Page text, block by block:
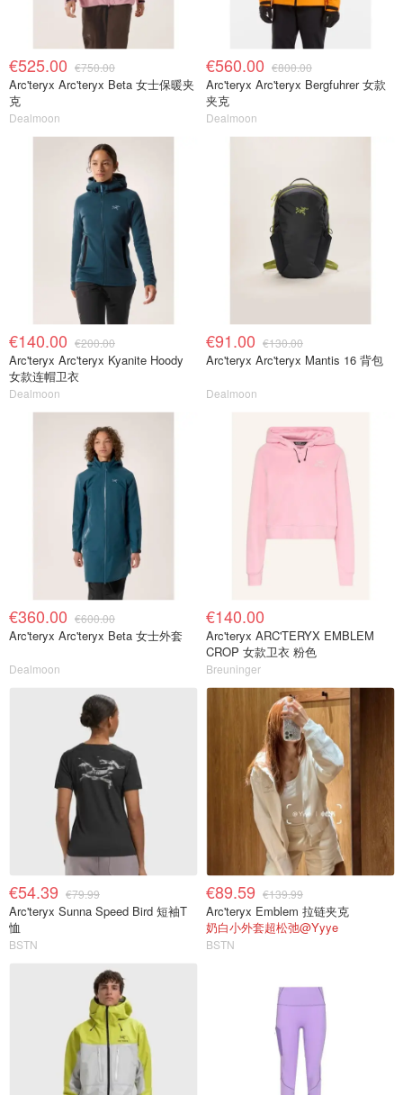
€525.00 €750.00
Arc'teryx Arc'teryx Beta 女士保暖夹
克
Dealmoon
€560.00 €800.00
Arc'teryx Arc'teryx Bergfuhrer 女款
夹克
Dealmoon
€140.00 €200.00
Arc'teryx Arc'teryx Kyanite Hoody
女款连帽卫衣
Dealmoon
€91.00 €130.00
Arc'teryx Arc'teryx Mantis 16 背包
Dealmoon
€360.00 €600.00
Arc'teryx Arc'teryx Beta 女士外套
Dealmoon
€140.00
Arc'teryx ARC'TERYX EMBLEM
CROP 女款卫衣 粉色
Breuninger
€54.39 €79.99
Arc'teryx Sunna Speed Bird 短袖T
恤
BSTN
€89.59 €139.99
Arc'teryx Emblem 拉链夹克
奶白小外套超松弛@Yyye
BSTN